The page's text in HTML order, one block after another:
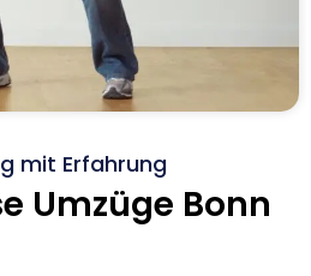
mit Erfahrung
Umzüge Bonn